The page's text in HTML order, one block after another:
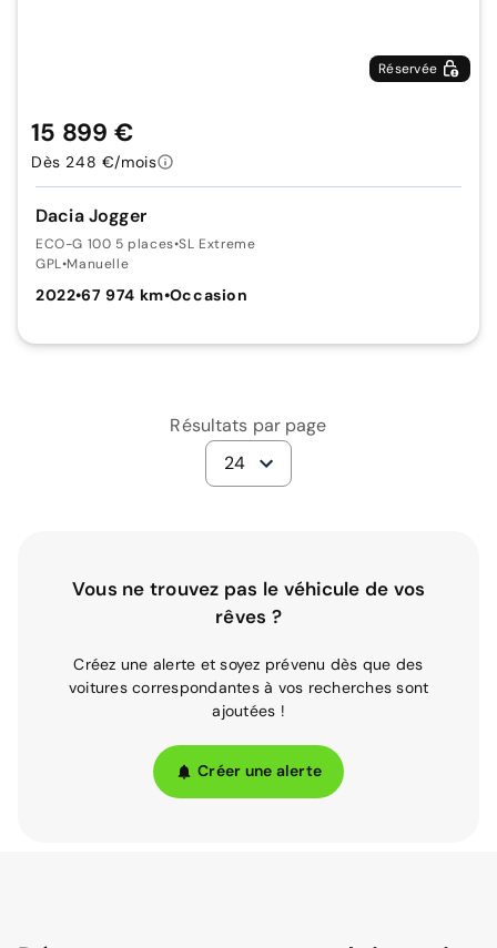
Réservée
Dacia Jogger
ECO-G 100 5 places•SL Extreme
GPL•Manuelle
2022•67 974 km•Occasion
15 899 €
Dès 248 €/mois
Résultats par page
24
Vous ne trouvez pas le véhicule de vos
rêves ?
Créez une alerte et soyez prévenu dès que des
voitures correspondantes à vos recherches sont
ajoutées !
Créer une alerte